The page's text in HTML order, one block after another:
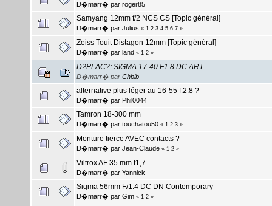
D�marr� par roger85
Samyang 12mm f/2 NCS CS [Topic général]
D�marr� par Julius « 1 2 3 4 5 6 7 »
Zeiss Touit Distagon 12mm [Topic général]
D�marr� par land « 1 2 »
D?PLAC?: SIGMA 17-40 F1.8 DC ART
D�marr� par Chbib
alternative plus léger au 16-55 f:2.8 ?
D�marr� par Phil0044
Tamron 18-300 mm
D�marr� par touchatou50 « 1 2 3 »
Monture tierce AVEC contacts ?
D�marr� par Jean-Claude « 1 2 »
Viltrox AF 35 mm f1,7
D�marr� par Yannick
Sigma 56mm F/1.4 DC DN Contemporary
D�marr� par Gim « 1 2 »